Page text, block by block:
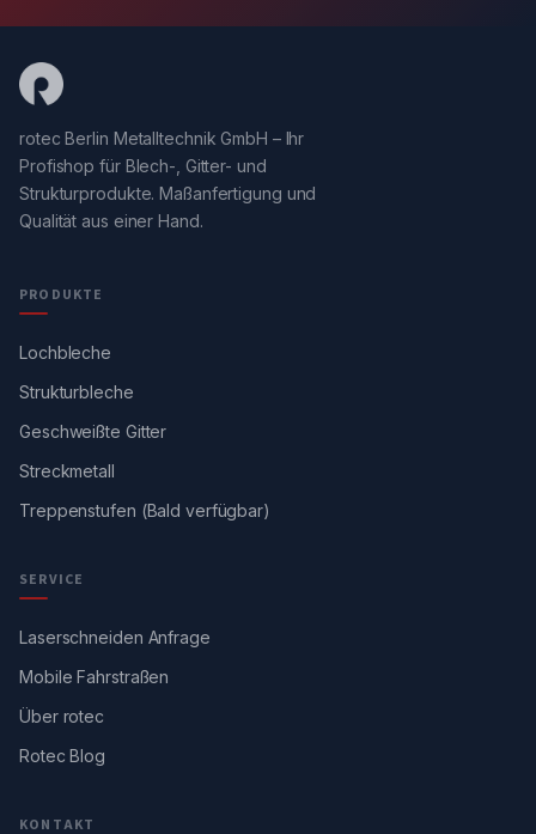
rotec Berlin Metalltechnik GmbH – Ihr
Profishop für Blech-, Gitter- und
Strukturprodukte. Maßanfertigung und
Qualität aus einer Hand.
PRODUKTE
Lochbleche
Strukturbleche
Geschweißte Gitter
Streckmetall
Treppenstufen (Bald verfügbar)
SERVICE
Laserschneiden Anfrage
Mobile Fahrstraßen
Über rotec
Rotec Blog
KONTAKT